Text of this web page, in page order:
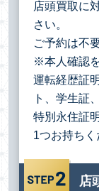
店頭買取に
さい。
ご予約は不
※本人確認
運転経歴証
ト、学生証
特別永住証
1つお持ちく
店